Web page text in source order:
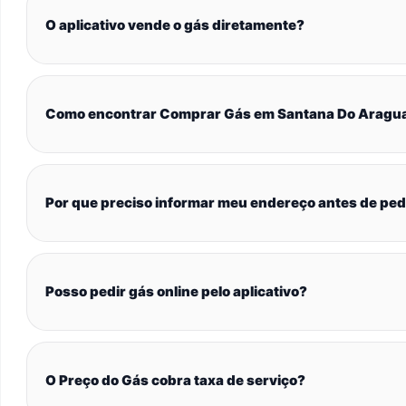
O aplicativo vende o gás diretamente?
Como encontrar Comprar Gás em Santana Do
Por que preciso informar meu endereço antes de
Posso pedir gás online pelo aplicativo?
O Preço do Gás cobra taxa de serviço?